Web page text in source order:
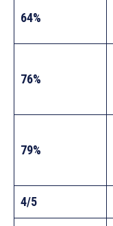
64%
76%
79%
4/5